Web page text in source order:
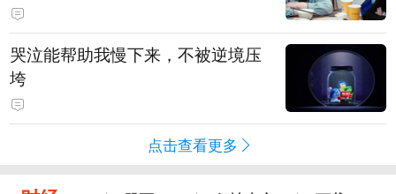
哭泣能帮助我慢下来，不被逆境压
垮
点击查看更多